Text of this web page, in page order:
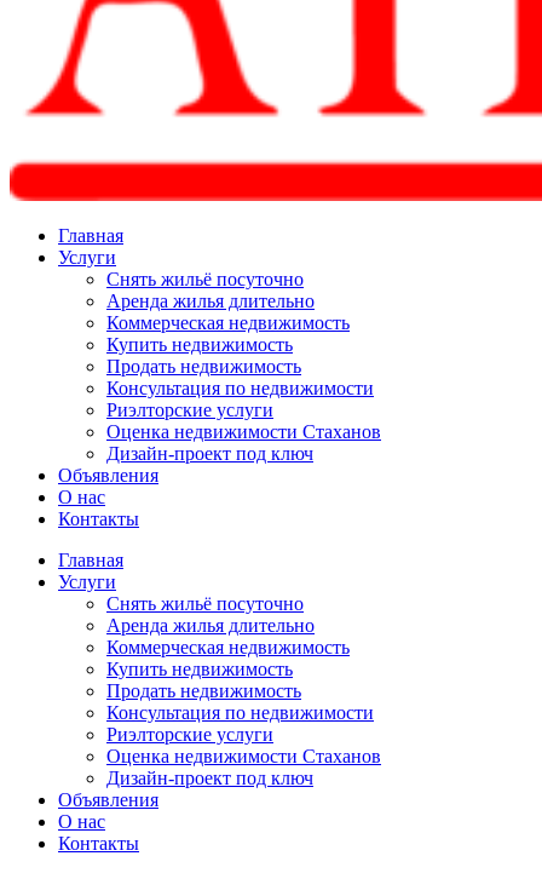
Главная
Услуги
Снять жильё посуточно
Аренда жилья длительно
Коммерческая недвижимость
Купить недвижимость
Продать недвижимость
Консультация по недвижимости
Риэлторские услуги
Оценка недвижимости Стаханов
Дизайн-проект под ключ
Объявления
О нас
Контакты
Главная
Услуги
Снять жильё посуточно
Аренда жилья длительно
Коммерческая недвижимость
Купить недвижимость
Продать недвижимость
Консультация по недвижимости
Риэлторские услуги
Оценка недвижимости Стаханов
Дизайн-проект под ключ
Объявления
О нас
Контакты